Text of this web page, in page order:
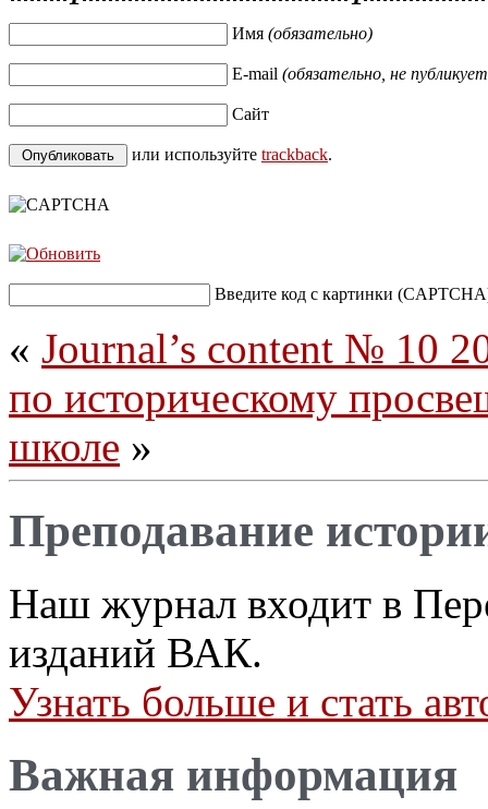
Имя (обязательно)
E-mail (обязательно, не
Сайт
или используйте trackback.
Введите код с картинки
« Journal’s content № 10
по историческому
школе »
Преподавание
Наш журнал входит в
изданий ВАК.
Узнать больше и стать
Важная информация